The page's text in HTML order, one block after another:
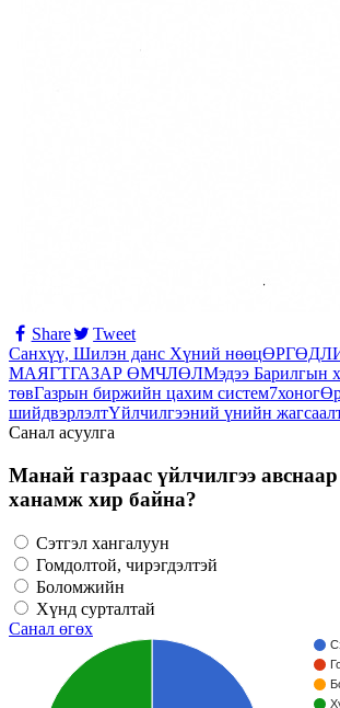
Share
Tweet
Санхүү, Шилэн данс Хүний нөөц
МАЯГТГАЗАР ӨМЧЛӨЛМэдээ Барилгын
төвГазрын биржийн цахим систем7хоног
шийдвэрлэлтҮйлчилгээний үнийн
Санал асуулга
Манай газраас үйлчилгээ
ханамж хир байна?
Сэтгэл хангалуун
Гомдолтой, чирэгдэлтэй
Боломжийн
Хүнд сурталтай
Санал өгөх